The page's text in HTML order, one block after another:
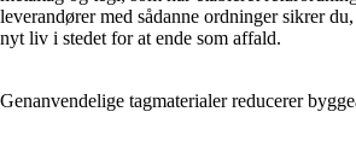
leverandører med sådanne ordninger sikrer
nyt liv i stedet for at ende som affald.
Genanvendelige tagmaterialer reducerer